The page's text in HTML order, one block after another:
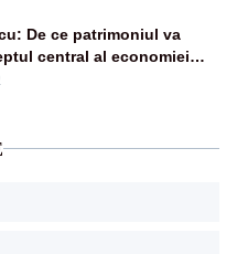
De ce patrimoniul va
central al economiei